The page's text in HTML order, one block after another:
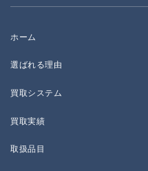
ホーム
選ばれる理由
買取システム
買取実績
取扱品目